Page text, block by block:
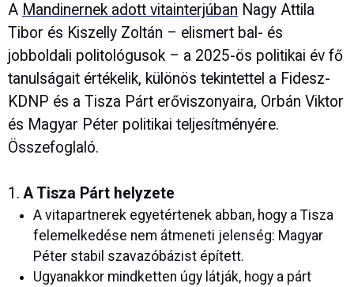
A Mandinernek adott vitainterjúban Nagy Attila
Tibor és Kiszelly Zoltán – elismert bal- és
jobboldali politológusok – a 2025-ös politikai év fő
tanulságait értékelik, különös tekintettel a Fidesz-
KDNP és a Tisza Párt erőviszonyaira, Orbán Viktor
és Magyar Péter politikai teljesítményére.
Összefoglaló.
1.A Tisza Párt helyzete
A vitapartnerek egyetértenek abban, hogy a Tisza
felemelkedése nem átmeneti jelenség: Magyar
Péter stabil szavazóbázist épített.
Ugyanakkor mindketten úgy látják, hogy a párt